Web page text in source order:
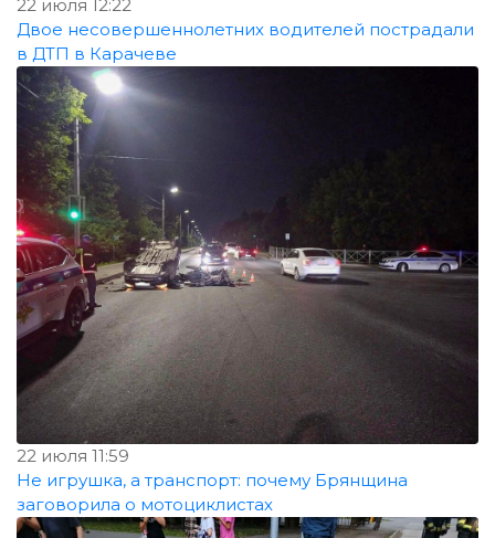
22 июля 12:22
Двое несовершеннолетних водителей пострадали
в ДТП в Карачеве
22 июля 11:59
Не игрушка, а транспорт: почему Брянщина
заговорила о мотоциклистах